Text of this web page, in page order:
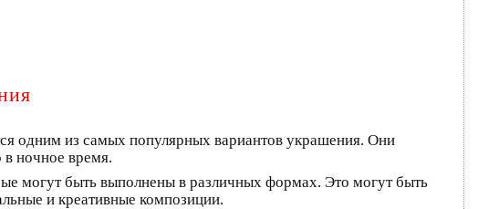
одним из самых популярных вариантов украшения. Они
в ночное время.
могут быть выполнены в различных формах. Это могут быть
и креативные композиции.